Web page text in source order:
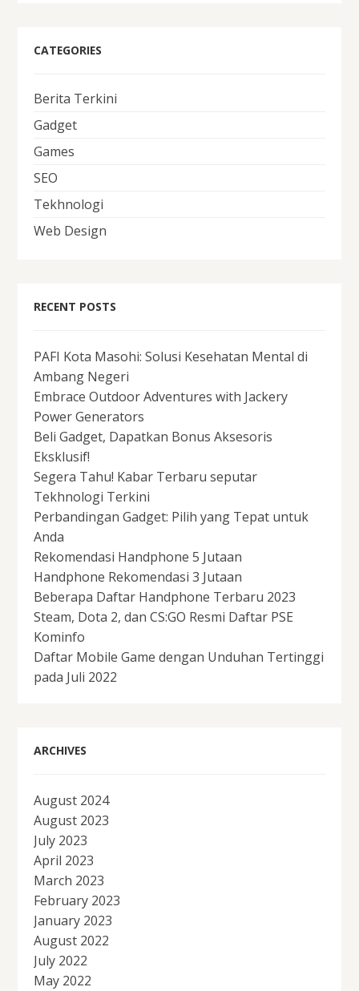
CATEGORIES
Berita Terkini
Gadget
Games
SEO
Tekhnologi
Web Design
RECENT POSTS
PAFI Kota Masohi: Solusi Kesehatan Mental di
Ambang Negeri
Embrace Outdoor Adventures with Jackery
Power Generators
Beli Gadget, Dapatkan Bonus Aksesoris
Eksklusif!
Segera Tahu! Kabar Terbaru seputar
Tekhnologi Terkini
Perbandingan Gadget: Pilih yang Tepat untuk
Anda
Rekomendasi Handphone 5 Jutaan
Handphone Rekomendasi 3 Jutaan
Beberapa Daftar Handphone Terbaru 2023
Steam, Dota 2, dan CS:GO Resmi Daftar PSE
Kominfo
Daftar Mobile Game dengan Unduhan Tertinggi
pada Juli 2022
ARCHIVES
August 2024
August 2023
July 2023
April 2023
March 2023
February 2023
January 2023
August 2022
July 2022
May 2022